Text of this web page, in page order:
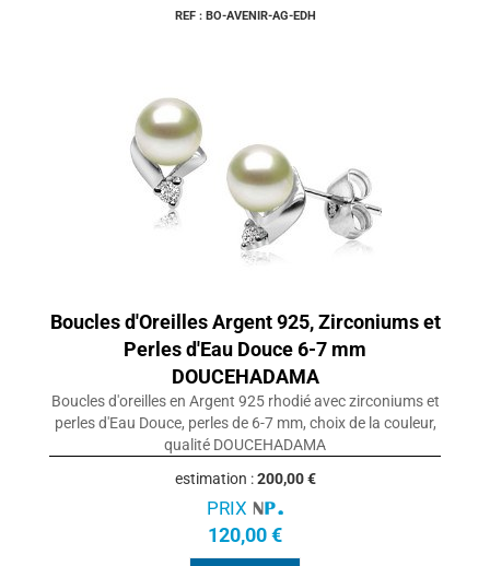
REF : BO-AVENIR-AG-EDH
Boucles d'Oreilles Argent 925, Zirconiums et
Perles d'Eau Douce 6-7 mm
DOUCEHADAMA
Boucles d'oreilles en Argent 925 rhodié avec zirconiums et
perles d'Eau Douce, perles de 6-7 mm, choix de la couleur,
qualité DOUCEHADAMA
estimation :200,00 €
PRIX
120,00 €